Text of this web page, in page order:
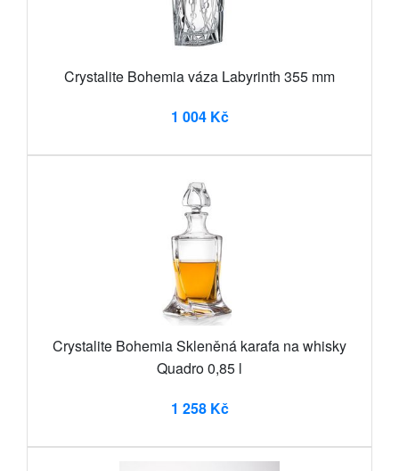
Crystalite Bohemia váza Labyrinth 355 mm
1 004 Kč
Crystalite Bohemia Skleněná karafa na whisky
Quadro 0,85 l
1 258 Kč